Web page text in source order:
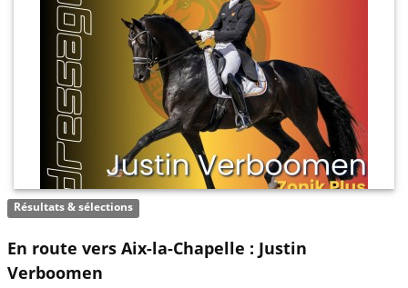
Résultats & sélections
En route vers Aix-la-Chapelle : Justin
Verboomen